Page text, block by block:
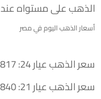
الذهب على مستواه عند 54720 جنيهًا.
أسعار الذهب اليوم في مصر
سعر الذهب عيار 24: 7817 جنيهًا
سعر الذهب عيار 21: 6840 جنيهًا